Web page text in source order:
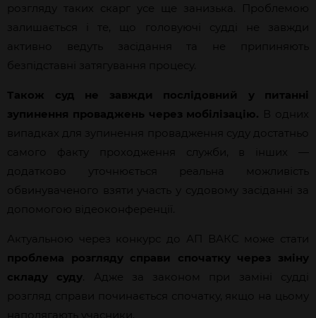
розгляду таких скарг усе ще занизька. Проблемою
залишається і те, що головуючі судді не завжди
активно ведуть засідання та не припиняють
безпідставні затягування процесу.
Також суд не завжди послідовний у питанні
зупинення проваджень через мобілізацію. В одних
випадках для зупинення провадження суду достатньо
самого факту проходження служби, в інших —
додатково уточнюється реальна можливість
обвинуваченого взяти участь у судовому засіданні за
допомогою відеоконференції.
Актуальною через конкурс до АП ВАКС може стати
проблема розгляду справи спочатку через зміну
складу суду . Адже за законом при заміні судді
розгляд справи починається спочатку, якщо на цьому
наполягають учасники.